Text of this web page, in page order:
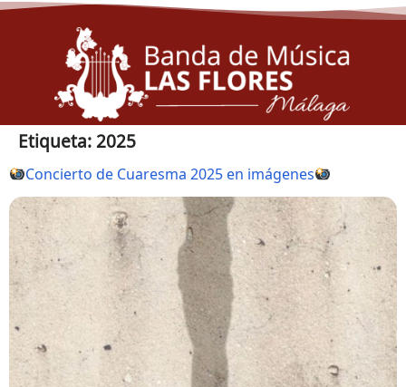
Etiqueta: 2025
Concierto de Cuaresma 2025 en imágenes